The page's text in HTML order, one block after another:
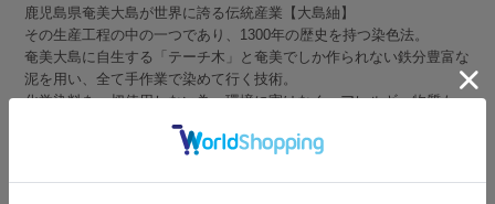
鹿児島県奄美大島が世界に誇る伝統産業【大島紬】
その生産工程の中の一つであり、1300年の歴史を持つ染色法。
奄美大島に自生する「テーチ木」と奄美でしか作られない鉄分豊富な
泥を用い、全て手作業で染めて行く技術。
化学染料を一切使用しない為、環境に害はなく、アレルギー物質も一
切混入されない。防臭効果、防虫効果が期待されるなどメリットが多
く含まれた、まさに唯一無二の染色法。
※この商品は【鹿児島県奄美大島の伝統工芸「泥染め」】と【藍染】